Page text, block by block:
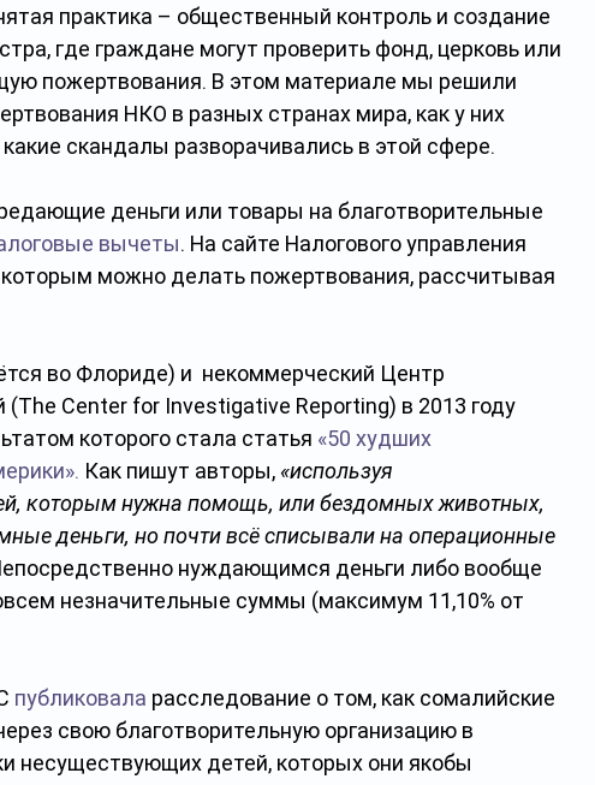
практика – общественный контроль и создание
где граждане могут проверить фонд, церковь или
пожертвования. В этом материале мы решили
НКО в разных странах мира, как у них
скандалы разворачивались в этой сфере.
деньги или товары на благотворительные
вычеты. На сайте Налогового управления
которым можно делать пожертвования, рассчитывая
во Флориде) и  некоммерческий Центр
Center for Investigative Reporting) в 2013 году
которого стала статья «50 худших
Как пишут авторы, «используя
которым нужна помощь, или бездомных животных,
деньги, но почти всё списывали на операционные
нуждающимся деньги либо вообще
незначительные суммы (максимум 11,10% от
публиковала расследование о том, как сомалийские
свою благотворительную организацию в
несуществующих детей, которых они якобы